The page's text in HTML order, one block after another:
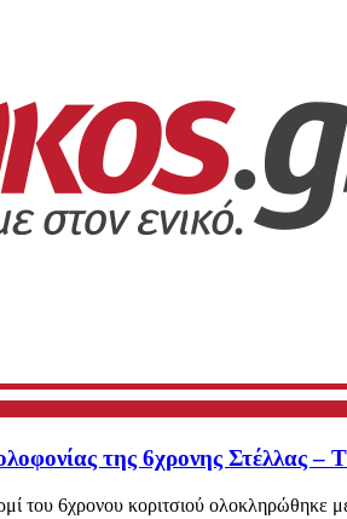
της 6χρονης Στέλλας
του 6χρονου κοριτσιού ολοκληρώθηκε